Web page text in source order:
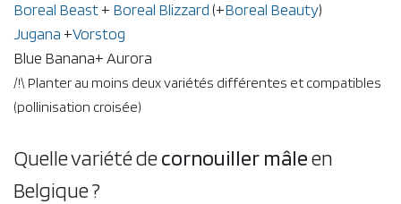
Boreal Beast+ Boreal Blizzard(+Boreal Beauty)
Jugana +Vorstog
Blue Banana+Aurora
/!\ Planter au moins deux variétés différentes et compatibles
(pollinisation croisée)
Quelle variété decornouiller mâl​een
Belgique ?